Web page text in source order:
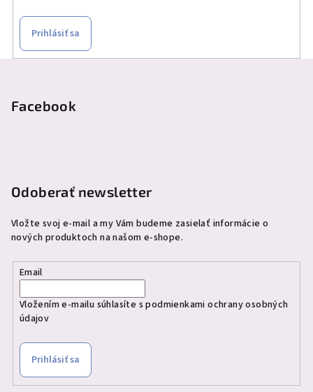
Prihlásiť sa
Facebook
Odoberať newsletter
Vložte svoj e-mail a my Vám budeme zasielať informácie o
nových produktoch na našom e-shope.
Email
Vložením e-mailu súhlasíte spodmienkami ochrany osobných
údajov
Prihlásiť sa